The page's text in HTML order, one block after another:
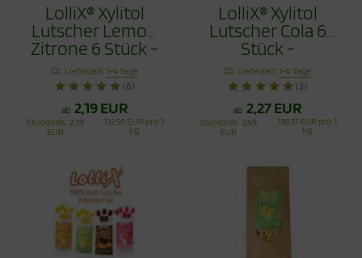
LolliX® Xylitol
Lutscher Lemon
Zitrone 6 Stück -
Zahnpflege mit
Stil
Lieferzeit:1-4 Tage
(6)
ab 2,19 EUR
Stückpreis 2,39
EUR
132,56 EUR pro 1
kg
LolliX® Xylitol
Lutscher Cola 6
Stück -
Zahnpflege mit
Stil
Lieferzeit:1-4 Tage
(3)
ab 2,27 EUR
Stückpreis 2,49
EUR
138,51 EUR pro 1
kg